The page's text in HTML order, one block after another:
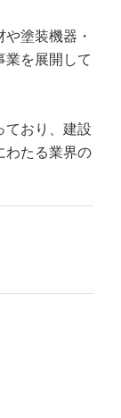
塗装機器・
業を展開して
ており、建設
わたる業界の